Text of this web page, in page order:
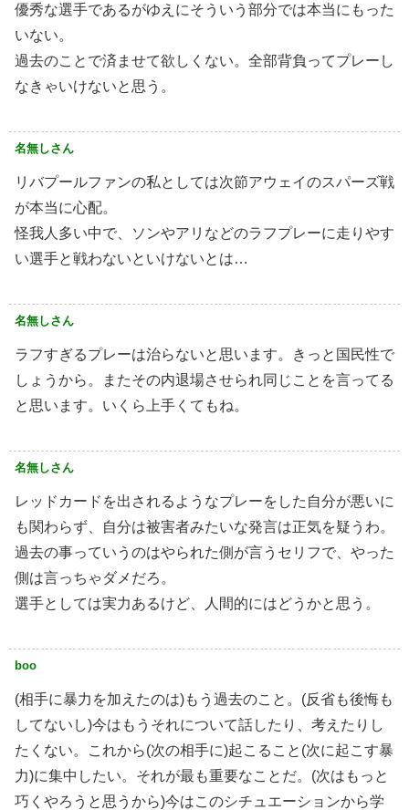
優秀な選手であるがゆえにそういう部分では本当にもった
いない。
過去のことで済ませて欲しくない。全部背負ってプレーし
なきゃいけないと思う。
名無しさん
リバプールファンの私としては次節アウェイのスパーズ戦
が本当に心配。
怪我人多い中で、ソンやアリなどのラフプレーに走りやす
い選手と戦わないといけないとは…
名無しさん
ラフすぎるプレーは治らないと思います。きっと国民性で
しょうから。またその内退場させられ同じことを言ってる
と思います。いくら上手くてもね。
名無しさん
レッドカードを出されるようなプレーをした自分が悪いに
も関わらず、自分は被害者みたいな発言は正気を疑うわ。
過去の事っていうのはやられた側が言うセリフで、やった
側は言っちゃダメだろ。
選手としては実力あるけど、人間的にはどうかと思う。
boo
(相手に暴力を加えたのは)もう過去のこと。(反省も後悔も
してないし)今はもうそれについて話したり、考えたりし
たくない。これから(次の相手に)起こること(次に起こす暴
力)に集中したい。それが最も重要なことだ。(次はもっと
巧くやろうと思うから)今はこのシチュエーションから学